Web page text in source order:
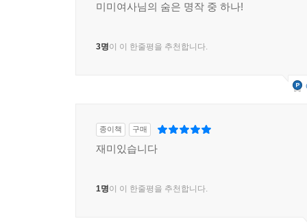
미미여사님의 숨은 명작 중 하나!
3명이 이 한줄평을 추천합니다.
종이책 구매
재미있습니다
1명이 이 한줄평을 추천합니다.